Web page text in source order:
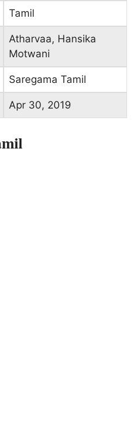
Tamil
Atharvaa, Hansika
Motwani
Saregama Tamil
Apr 30, 2019